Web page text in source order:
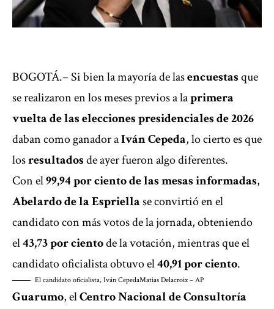
BOGOTÁ.– Si bien la mayoría de lasencuestasque
se realizaron en los meses previos a laprimera
vueltade las elecciones presidenciales de 2026
daban como ganador aIván Cepeda, lo cierto es que
losresultadosde ayer fueron algo diferentes.
Con el99,94 por ciento de las mesas informadas,
Abelardo de la Espriellase convirtió en el
candidato con más votos de la jornada, obteniendo
el43,73 por cientode la votación, mientras que el
candidato oficialista obtuvo el40,91 por ciento.
El candidato oficialista, Iván CepedaMatias Delacroix – AP
Guarumo, elCentro Nacional de Consultoría